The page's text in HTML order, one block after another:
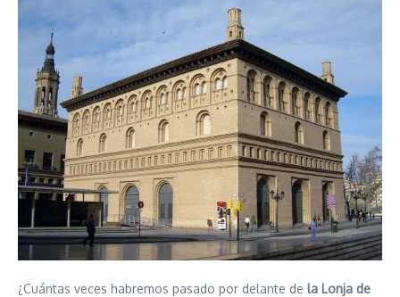
¿Cuántas veces habremos pasado por delante de la Lonja de